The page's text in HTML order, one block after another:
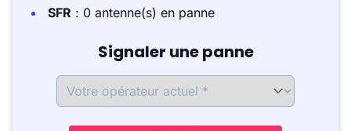
SFR : 0 antenne(s) en panne
Signaler une panne